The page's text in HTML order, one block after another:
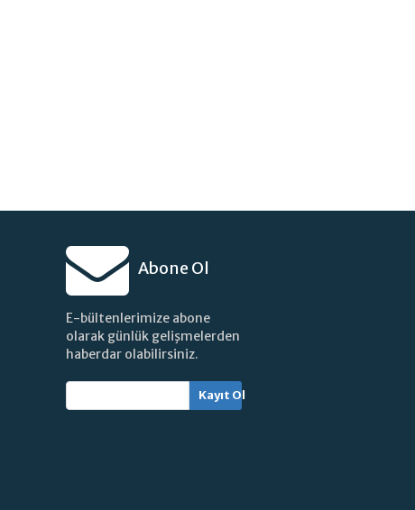
Abone Ol
E-bültenlerimize abone
olarak günlük gelişmelerden
haberdar olabilirsiniz.
Kayıt Ol